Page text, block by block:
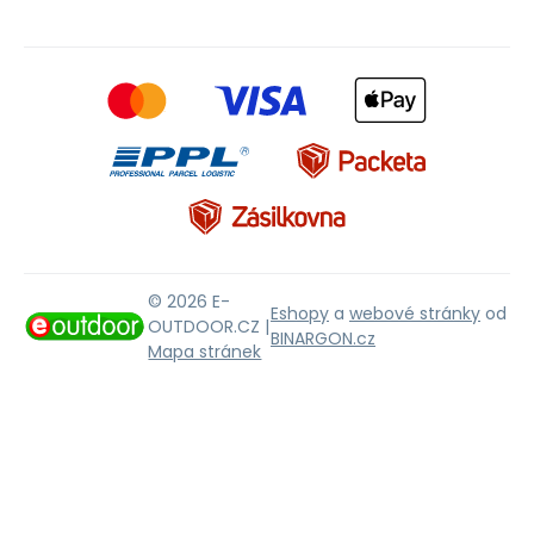
© 2026 E-
OUTDOOR.CZ |
Mapa stránek
Eshopy a webové stránky od
BINARGON.cz